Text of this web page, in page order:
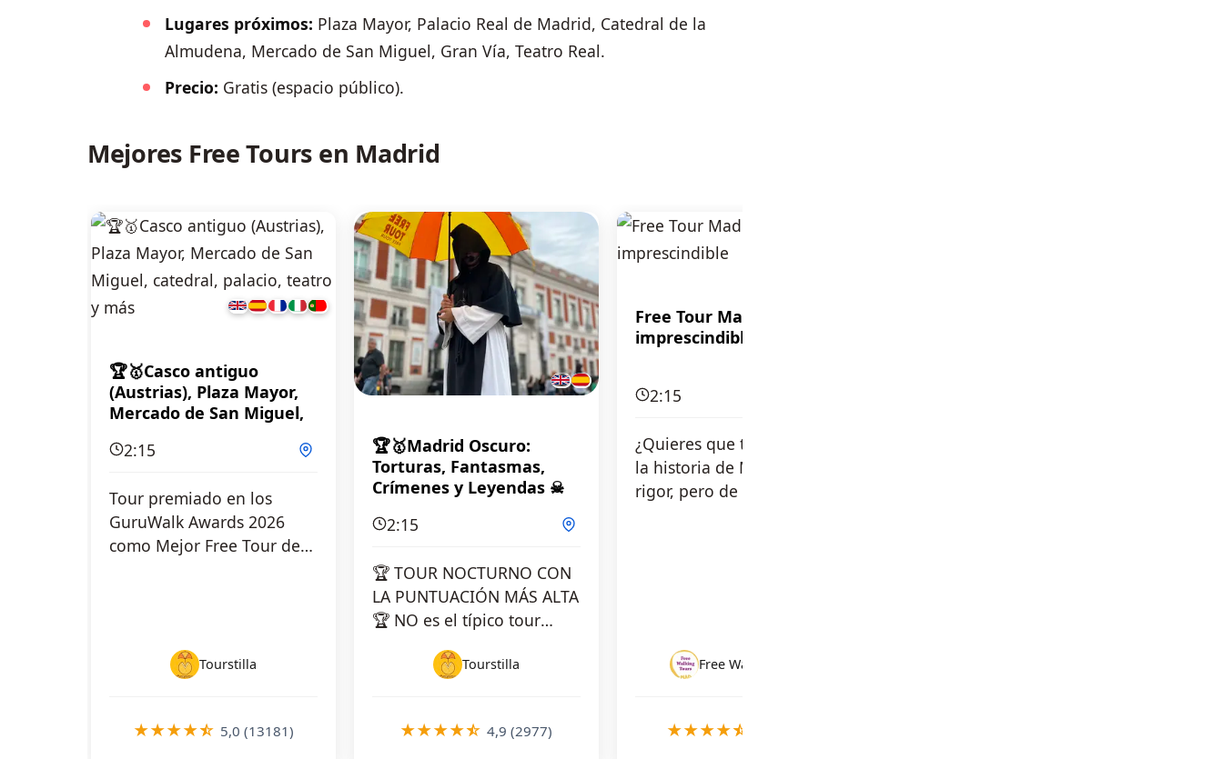
Lugares próximos: Plaza Mayor, Palacio Real de Madrid, Catedral de la
Almudena, Mercado de San Miguel, Gran Vía, Teatro Real.
Precio: Gratis (espacio público).
Mejores Free Tours en Madrid
🏆🥇Casco antiguo
(Austrias), Plaza Mayor,
Mercado de San Miguel,
y más
2:15
Tour premiado en los
GuruWalk Awards 2026
como Mejor Free Tour del
Tourstilla
★★★★☆ 5,0 (13181)
🏆🥇Madrid Oscuro:
Torturas, Fantasmas,
Crímenes y Leyendas ☠
2:15
🏆 TOUR NOCTURNO CON
LA PUNTUACIÓN MÁS ALTA
🏆 NO es el típico tour
leyendas,… Tourstilla
★★★★☆ 4,9 (2977)
Free Tour Madrid
imprescindible
2:15
¿Quieres que te expliquen
la historia de Madrid con
rigor, pero de una manera
★★★★☆